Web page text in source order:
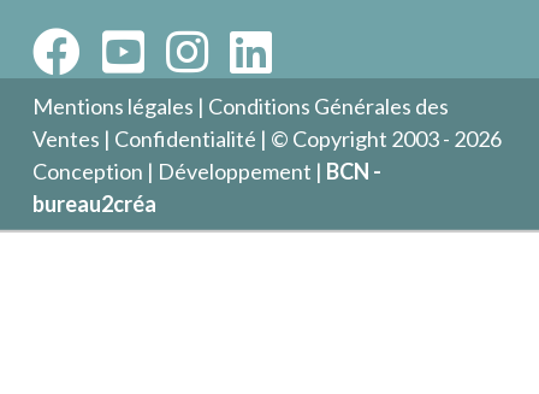
Mentions légales | Conditions Générales des
Ventes | Confidentialité | © Copyright 2003 - 2026
Conception | Développement | BCN -
bureau2créa